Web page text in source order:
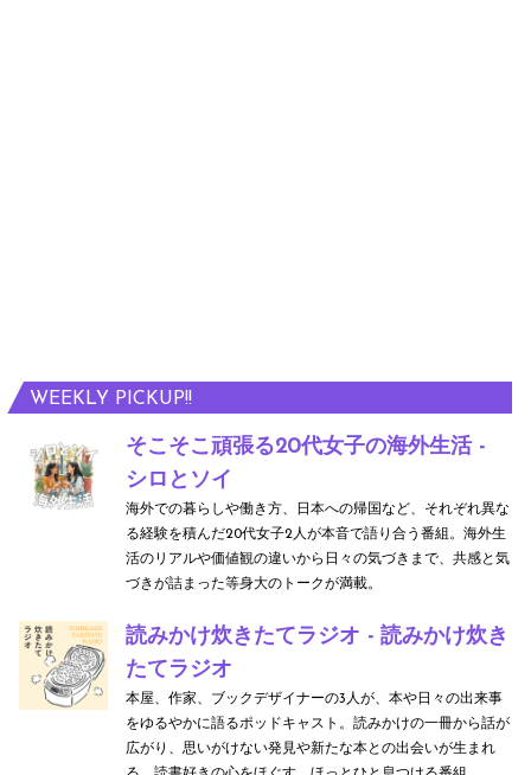
WEEKLY PICKUP!!
そこそこ頑張る20代女子の海外生活 -
シロとソイ
海外での暮らしや働き方、日本への帰国など、それぞれ異な
る経験を積んだ20代女子2人が本音で語り合う番組。海外生
活のリアルや価値観の違いから日々の気づきまで、共感と気
づきが詰まった等身大のトークが満載。
読みかけ炊きたてラジオ - 読みかけ炊き
たてラジオ
本屋、作家、ブックデザイナーの3人が、本や日々の出来事
をゆるやかに語るポッドキャスト。読みかけの一冊から話が
広がり、思いがけない発見や新たな本との出会いが生まれ